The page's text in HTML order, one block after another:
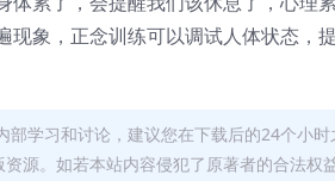
象，正念训练可以调试人体状态，
学习和讨论，建议您在下载后的24个小
源。如若本站内容侵犯了原著者的合法权